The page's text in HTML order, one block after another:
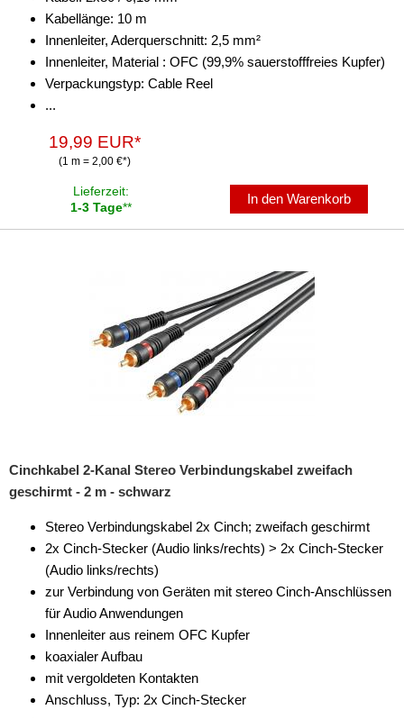
Kabellänge: 10 m
Innenleiter, Aderquerschnitt: 2,5 mm²
Innenleiter, Material : OFC (99,9% sauerstofffreies Kupfer)
Verpackungstyp: Cable Reel
...
19,99 EUR*
(1 m = 2,00 €*)
Lieferzeit:
1-3 Tage**
In den Warenkorb
Cinchkabel 2-Kanal Stereo Verbindungskabel zweifach
geschirmt - 2 m - schwarz
Stereo Verbindungskabel 2x Cinch; zweifach geschirmt
2x Cinch-Stecker (Audio links/rechts) > 2x Cinch-Stecker
(Audio links/rechts)
zur Verbindung von Geräten mit stereo Cinch-Anschlüssen
für Audio Anwendungen
Innenleiter aus reinem OFC Kupfer
koaxialer Aufbau
mit vergoldeten Kontakten
Anschluss, Typ: 2x Cinch-Stecker